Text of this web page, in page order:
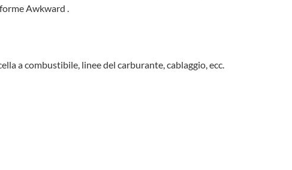
Awkward .
a combustibile, linee del carburante, cablaggio, ecc.